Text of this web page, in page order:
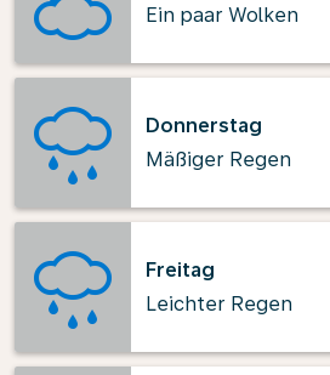
Ein paar Wolken
Donnerstag
Mäßiger Regen
Freitag
Leichter Regen